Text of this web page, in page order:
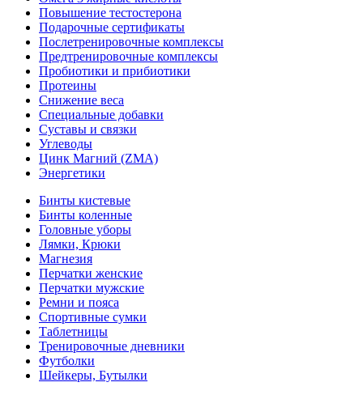
Повышение тестостерона
Подарочные сертификаты
Послетренировочные комплексы
Предтренировочные комплексы
Пробиотики и прибиотики
Протеины
Снижение веса
Специальные добавки
Суставы и связки
Углеводы
Цинк Магний (ZMA)
Энергетики
Бинты кистевые
Бинты коленные
Головные уборы
Лямки, Крюки
Магнезия
Перчатки женские
Перчатки мужские
Ремни и пояса
Спортивные сумки
Таблетницы
Тренировочные дневники
Футболки
Шейкеры, Бутылки